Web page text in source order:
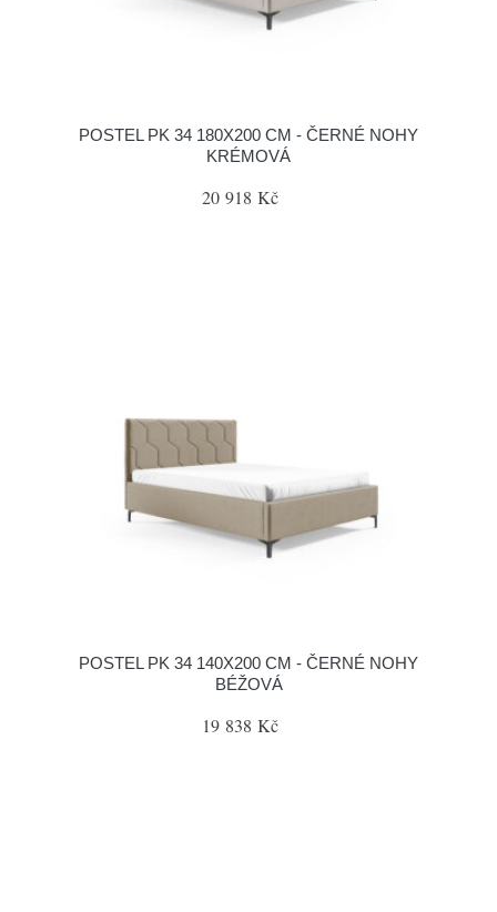
POSTEL PK 34 180X200 CM - ČERNÉ NOHY
KRÉMOVÁ
20 918 Kč
POSTEL PK 34 140X200 CM - ČERNÉ NOHY
BÉŽOVÁ
19 838 Kč